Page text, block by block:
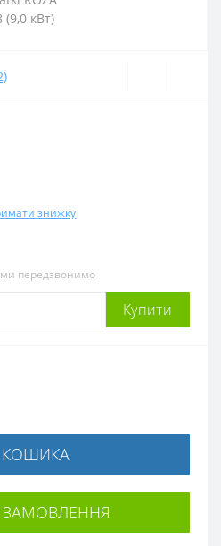
знижку
ми передзвонимо
Купити